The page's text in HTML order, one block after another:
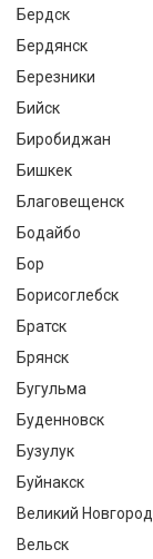
Бердск
Бердянск
Березники
Бийск
Биробиджан
Бишкек
Благовещенск
Бодайбо
Бор
Борисоглебск
Братск
Брянск
Бугульма
Буденновск
Бузулук
Буйнакск
Великий Новгород
Вельск